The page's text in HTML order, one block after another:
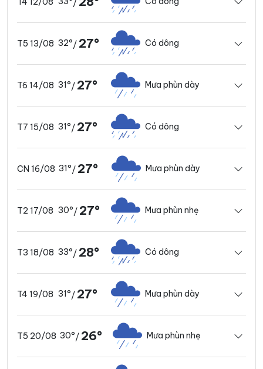
/
T5 13/08 32°/ 27° Có dông
T6 14/08 31°/ 27° Mưa phùn dày
T7 15/08 31°/ 27° Có dông
CN 16/08 31°/ 27° Mưa phùn dày
T2 17/08 30°/ 27° Mưa phùn nhẹ
T3 18/08 33°/ 28° Có dông
T4 19/08 31°/ 27° Mưa phùn dày
T5 20/08 30°/ 26° Mưa phùn nhẹ